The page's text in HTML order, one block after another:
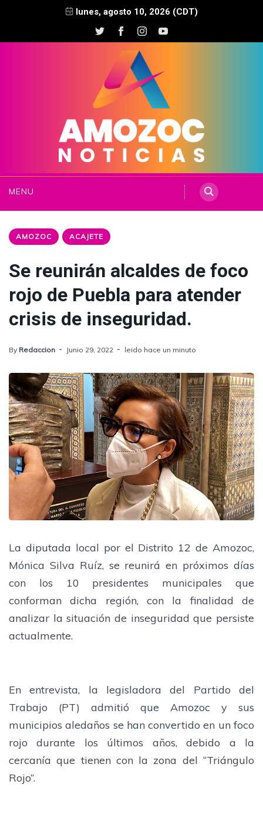
lunes, agosto 10, 2026 (CDT)
MENU
AMOZOC ACAJETE
Se reunirán alcaldes de foco
rojo de Puebla para atender
crisis de inseguridad.
By Redaccion Junio 29, 2022 leido hace un minuto
La diputada local por el Distrito 12 de Amozoc,
Mónica Silva Ruíz, se reunirá en próximos días
con los 10 presidentes municipales que
conforman dicha región, con la finalidad de
analizar la situación de inseguridad que persiste
actualmente.
En entrevista, la legisladora del Partido del
Trabajo (PT) admitió que Amozoc y sus
municipios aledaños se han convertido en un foco
rojo durante los últimos años, debido a la
cercanía que tienen con la zona del “Triángulo
Rojo”.